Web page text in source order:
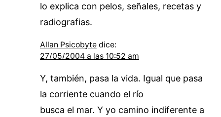
lo explica con pelos, señales, recetas y
radiografias.
Allan Psicobyte dice:
27/05/2004 a las 10:52 am
Y, también, pasa la vida. Igual que pasa
la corriente cuando el río
busca el mar. Y yo camino indiferente a